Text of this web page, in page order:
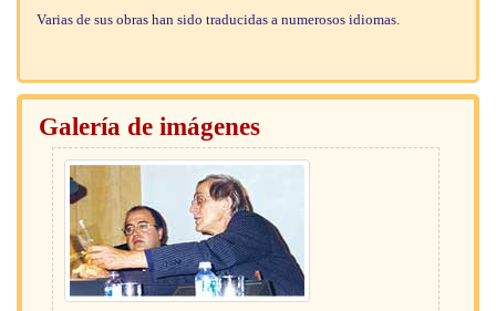
Varias de sus obras han sido traducidas a numerosos idiomas.
Galería de imágenes